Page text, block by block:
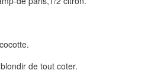
de tout coter.